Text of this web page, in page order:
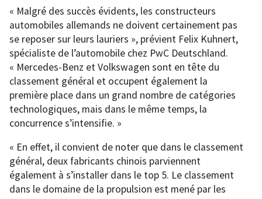
« Malgré des succès évidents, les constructeurs
automobiles allemands ne doivent certainement pas
se reposer sur leurs lauriers », prévient Felix Kuhnert,
spécialiste de l’automobile chez PwC Deutschland.
« Mercedes-Benz et Volkswagen sont en tête du
classement général et occupent également la
première place dans un grand nombre de catégories
technologiques, mais dans le même temps, la
concurrence s’intensifie. »
« En effet, il convient de noter que dans le classement
général, deux fabricants chinois parviennent
également à s’installer dans le top 5. Le classement
dans le domaine de la propulsion est mené par les